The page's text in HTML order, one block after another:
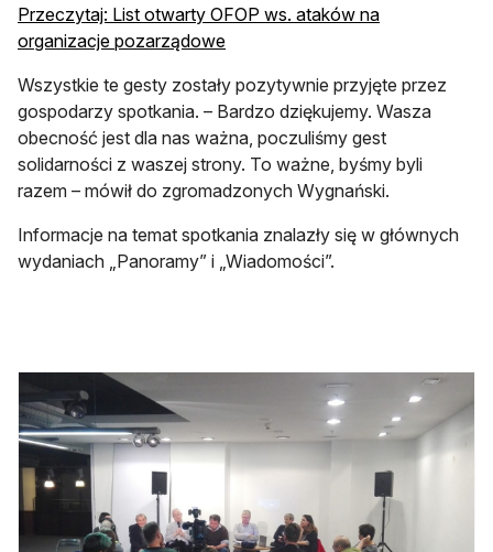
Przeczytaj: List otwarty OFOP ws. ataków na
organizacje pozarządowe
Wszystkie te gesty zostały pozytywnie przyjęte przez
gospodarzy spotkania. – Bardzo dziękujemy. Wasza
obecność jest dla nas ważna, poczuliśmy gest
solidarności z waszej strony. To ważne, byśmy byli
razem – mówił do zgromadzonych Wygnański.
Informacje na temat spotkania znalazły się w głównych
wydaniach „Panoramy” i „Wiadomości”.